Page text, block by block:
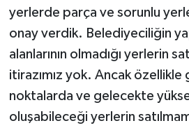
yerlerde parça ve sorunlu
onay verdik. Belediyeciliğin
alanlarının olmadığı yerlerin
itirazımız yok. Ancak
noktalarda ve gelecekte
oluşabileceği yerlerin